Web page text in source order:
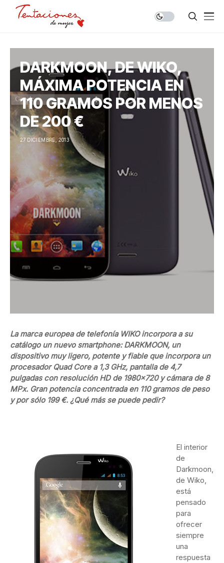
DARKMOON, DE WIKO,
MÁXIMA POTENCIA EN
110 GRAMOS POR MENOS
DE 200 €
27 DICIEMBRE, 2013
La marca europea de telefonía WIKO incorpora a su
catálogo un nuevo smartphone: DARKMOON, un
dispositivo muy ligero, potente y fiable que incorpora un
procesador Quad Core a 1,3 GHz, pantalla de 4,7
pulgadas con resolución HD de 1980×720 y cámara de 8
MPx. Gran potencia concentrada en 110 gramos de peso
y por sólo 199 €. ¿Qué más se puede pedir?
El interior
de
Darkmoon,
de Wiko,
está
pensado
para
ofrecer
siempre
una
respuesta